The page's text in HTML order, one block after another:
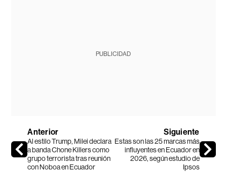
PUBLICIDAD
Anterior
Al estilo Trump, Milei declara
a banda Chone Killers como
grupo terrorista tras reunión
con Noboa en Ecuador
Siguiente
Estas son las 25 marcas más
influyentes en Ecuador en
2026, según estudio de
Ipsos